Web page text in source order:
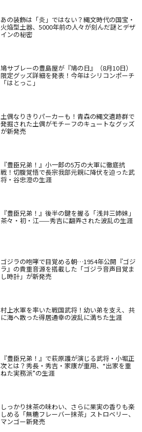
あの装飾は「炎」ではない？縄文時代の国宝・
火焔型土器、5000年前の人々が刻んだ謎とデザ
インの秘密
鳩サブレーの豊島屋が『鳩の日』（8月10日）
限定グッズ詳細を発表！今年はシリコンポーチ
「はとっこ」
土偶なりきりパーカーも！青森の縄文遺跡群で
発掘された土偶がモチーフのキュートなグッズ
が新発売
『豊臣兄弟！』小一郎の5万の大軍に徹底抗
戦！切腹覚悟で長宗我部元親に降伏を迫った武
将・谷忠澄の生涯
『豊臣兄弟！』後半の鍵を握る「浅井三姉妹」
茶々・初・江——秀吉に翻弄された波乱の生涯
ゴジラの咆哮で目覚める朝…1954年公開『ゴジ
ラ』の貴重音源を搭載した「ゴジラ音声目覚ま
し時計」が新発売
村上水軍を率いた戦国武将！幼い弟を支え、共
に海へ散った得居通幸の波乱に満ちた生涯
『豊臣兄弟！』で萩原護が演じる武将・小堀正
次とは？秀長・秀吉・家康が重用、“出家を重
ねた実務派”の生涯
しっかり抹茶の味わい、さらに果実の香りも楽
しめる「無糖フレーバー抹茶」ストロベリー、
マンゴー新発売